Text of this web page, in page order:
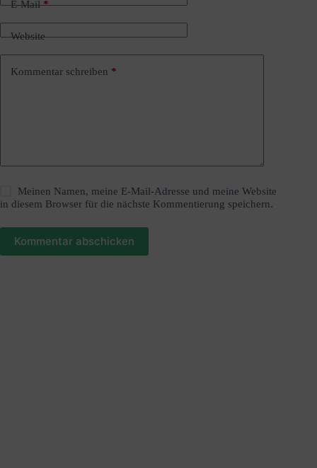
E-Mail*
Website
Kommentar schreiben *
Meinen Namen, meine E-Mail-Adresse und meine Website
in diesem Browser für die nächste Kommentierung speichern.
Kommentar abschicken
i
v
e